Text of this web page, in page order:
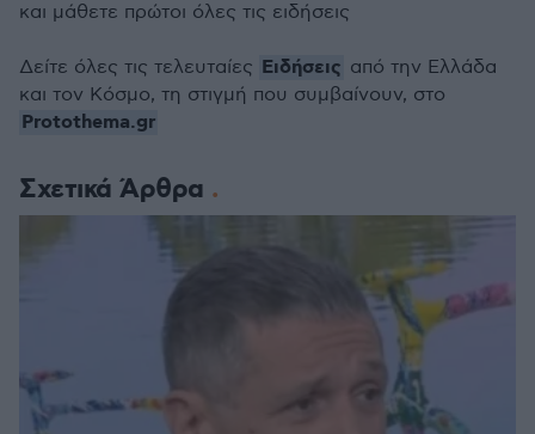
Σχετικά Άρθρα
και μάθετε πρώτοι όλες τις ειδήσεις
Δείτε όλες τις τελευταίες Ειδήσεις από την Ελλάδα
και τον Κόσμο, τη στιγμή που συμβαίνουν, στο
Protothema.gr